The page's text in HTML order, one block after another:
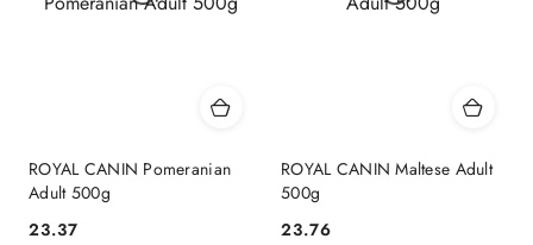
ROYAL CANIN Pomeranian
Adult 500g
23.37
ROYAL CANIN Maltese Adult
500g
23.76